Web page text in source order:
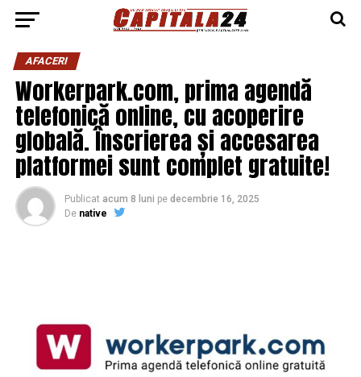
AFACERI
Workerpark.com, prima agendă
telefonică online, cu acoperire
globală. Înscrierea și accesarea
platformei sunt complet gratuite!
Publicat acum 8 luni pe decembrie 16, 2025
De native